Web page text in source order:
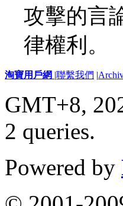
攻擊的言
律權利。
淘寶用戶網 |聯繫我們 |
GMT+8,
2 queries.
Powered by